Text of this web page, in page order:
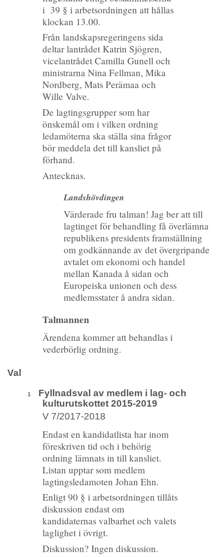
i 39 § i arbetsordningen att hållas
klockan 13.00.
Från landskapsregeringens sida
deltar lantrådet Katrin Sjögren,
vicelantrådet Camilla Gunell och
ministrarna Nina Fellman, Mika
Nordberg, Mats Perämaa och
Wille Valve.
De lagtingsgrupper som har
önskemål om i vilken ordning
ledamöterna ska ställa sina frågor
bör meddela det till kansliet på
förhand.
Antecknas.
Landshövdingen
Värderade fru talman! Jag ber att till
lagtinget för behandling få överlämna
republikens presidents framställning
om godkännande av det övergripande
avtalet om ekonomi och handel
mellan Kanada å sidan och
Europeiska unionen och dess
medlemsstater å andra sidan.
Talmannen
Ärendena kommer att behandlas i
vederbörlig ordning.
Val
1
Fyllnadsval av medlem i lag- och
kulturutskottet 2015-2019
V 7/2017-2018
Endast en kandidatlista har inom
föreskriven tid och i behörig
ordning lämnats in till kansliet.
Listan upptar som medlem
lagtingsledamoten Johan Ehn.
Enligt 90 § i arbetsordningen tillåts
diskussion endast om
kandidaternas valbarhet och valets
laglighet i övrigt.
Diskussion? Ingen diskussion.